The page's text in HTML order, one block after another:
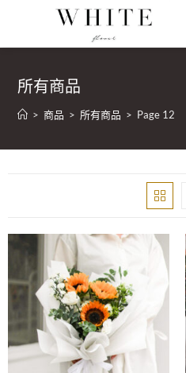
所有商品
> 商品 > 所有商品 > Page 12